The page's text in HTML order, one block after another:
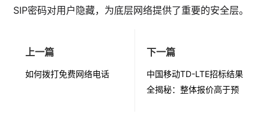
SIP密码对用户隐藏，为底层网络提供了重要的安全层。
上一篇
如何拨打免费网络电话
下一篇
中国移动TD-LTE招标结果
全揭秘：整体报价高于预